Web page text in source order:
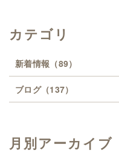
カテゴリ
新着情報 （89）
ブログ（137）
月別アーカイブ